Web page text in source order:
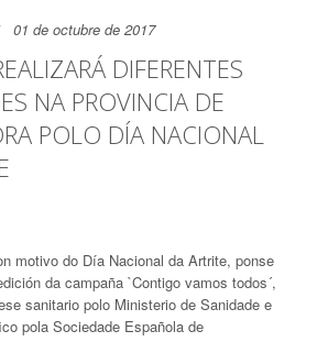
01 de octubre de 2017
DIFERENTES
NA PROVINCIA DE
POLO DÍA NACIONAL
motivo do Día Nacional da Artrite, ponse
da campaña `Contigo vamos todos´,
sanitario polo Ministerio de Sanidade e
pola Sociedade Española de